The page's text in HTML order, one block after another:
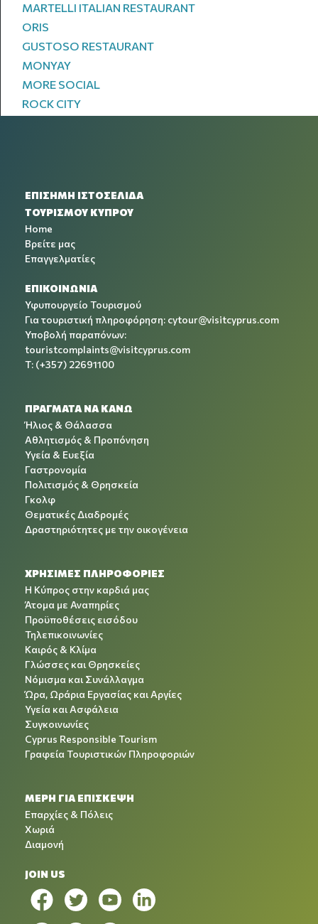
MARTELLI ITALIAN RESTAURANT
ORIS
GUSTOSO RESTAURANT
MONYAY
MORE SOCIAL
ROCK CITY
ΕΠΙΣΗΜΗ ΙΣΤΟΣΕΛΙΔΑ
ΤΟΥΡΙΣΜΟΥ ΚΥΠΡΟΥ
Home
Βρείτε μας
Επαγγελματίες
ΕΠΙΚΟΙΝΩΝΙΑ
Υφυπουργείο Τουρισμού
Για τουριστική πληροφόρηση: cytour@visitcyprus.com
Υποβολή παραπόνων:
touristcomplaints@visitcyprus.com
T: (+357) 22691100
ΠΡΑΓΜΑΤΑ ΝΑ ΚΑΝΩ
Ήλιος & Θάλασσα
Αθλητισμός & Προπόνηση
Υγεία & Ευεξία
Γαστρονομία
Πολιτισμός & Θρησκεία
Γκολφ
Θεματικές Διαδρομές
Δραστηριότητες με την οικογένεια
ΧΡΉΣΙΜΕΣ ΠΛΗΡΟΦΟΡΊΕΣ
Η Κύπρος στην καρδιά μας
Άτομα με Αναπηρίες
Προϋποθέσεις εισόδου
Τηλεπικοινωνίες
Καιρός & Κλίμα
Γλώσσες και Θρησκείες
Νόμισμα και Συνάλλαγμα
Ώρα, Ωράρια Εργασίας και Αργίες
Υγεία και Ασφάλεια
Συγκοινωνίες
Cyprus Responsible Tourism
Γραφεία Τουριστικών Πληροφοριών
ΜΕΡΗ ΓΙΑ ΕΠΙΣΚΕΨΗ
Επαρχίες & Πόλεις
Χωριά
Διαμονή
JOIN US